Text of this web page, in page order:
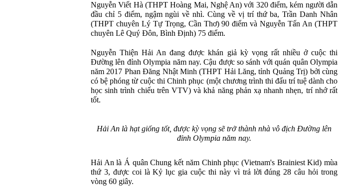
Nguyễn Viết Hà (THPT Hoàng Mai, Nghệ An) với 320 điểm, kém người dẫn
đầu chỉ 5 điểm, ngậm ngùi về nhì. Cùng về vị trí thứ ba, Trần Danh Nhân
(THPT chuyên Lý Tự Trọng, Cần Thơ) 90 điểm và Nguyễn Tấn An (THPT
chuyên Lê Quý Đôn, Bình Định) 75 điểm.
Nguyễn Thiện Hải An đang được khán giả kỳ vọng rất nhiều ở cuộc thi
Đường lên đỉnh Olympia năm nay. Cậu được so sánh với quán quân Olympia
năm 2017 Phan Đăng Nhật Minh (THPT Hải Lăng, tỉnh Quảng Trị) bởi cùng
có bệ phóng từ cuộc thi Chinh phục (một chương trình thi đấu trí tuệ dành cho
học sinh trình chiếu trên VTV) và khả năng phản xạ nhanh nhẹn, trí nhớ rất
tốt.
Hải An là hạt giống tốt, được kỳ vọng sẽ trở thành nhà vô địch Đường lên
đỉnh Olympia năm nay.
Hải An là Á quân Chung kết năm Chinh phục (Vietnam's Brainiest Kid) mùa
thứ 3, được coi là Kỷ lục gia cuộc thi này vì trả lời đúng 28 câu hỏi trong
vòng 60 giây.